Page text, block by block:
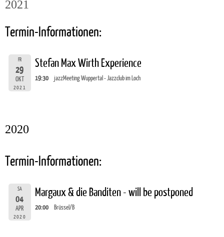
2021
Termin-Informationen:
FR
29
OKT
2021
Stefan Max Wirth Experience
19:30 jazzMeeting Wuppertal - Jazzclub im Loch
2020
Termin-Informationen:
SA
04
APR
2020
Margaux & die Banditen - will be postponed
20:00 Brüssel/B